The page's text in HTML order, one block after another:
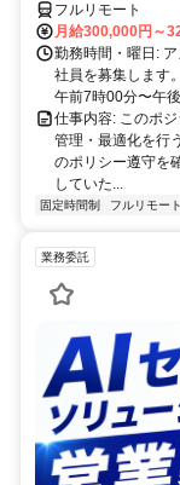
フルリモート
月給300,000円～
勤務時間・曜日:
社員を募集します
午前7時00分〜午
仕事内容: このポ
管理・最適化を行
のポリシー遵守を
していた...
固定時間制 フルリモート
業務委託